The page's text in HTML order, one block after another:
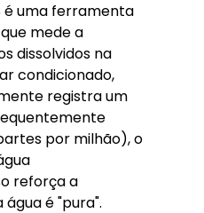
é uma ferramenta
mede a
dissolvidos na
condicionado,
registra um
por milhão), o
reforça a
é "pura".